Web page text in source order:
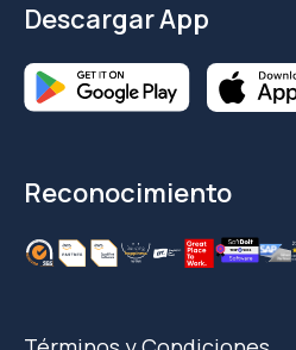
Descargar App
Reconocimiento